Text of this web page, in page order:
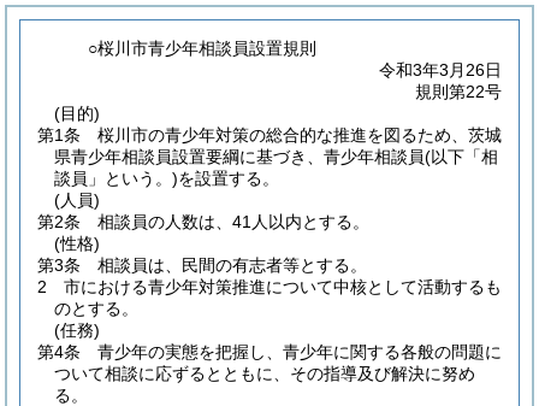
○桜川市青少年相談員設置規則
令和3年3月26日
規則第22号
(目的)
第1条
桜川市の青少年対策の総合的な推進を図るため、茨城
県青少年相談員設置要綱に基づき、青少年相談員(以下「相
談員」という。)を設置する。
(人員)
第2条
相談員の人数は、41人以内とする。
(性格)
第3条
相談員は、民間の有志者等とする。
2
市における青少年対策推進について中核として活動するも
のとする。
(任務)
第4条
青少年の実態を把握し、青少年に関する各般の問題に
ついて相談に応ずるとともに、その指導及び解決に努め
る。